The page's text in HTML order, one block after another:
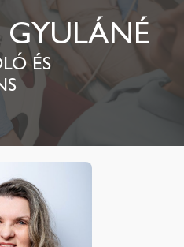
GYULÁNÉ
ÉS